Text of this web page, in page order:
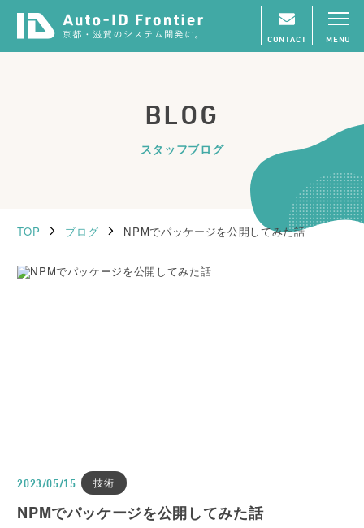
CONTACT MENU
BLOG
スタッフブログ
TOP ブログ NPMでパッケージを公開してみた話
2023/05/15 技術
NPMでパッケージを公開してみた話